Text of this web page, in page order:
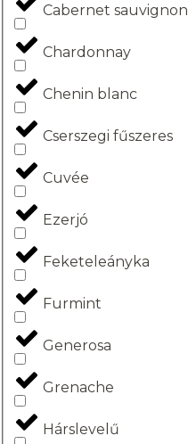
Cabernet sauvignon
Chardonnay
Chenin blanc
Cserszegi fűszeres
Cuvée
Ezerjó
Feketeleányka
Furmint
Generosa
Grenache
Hárslevelű